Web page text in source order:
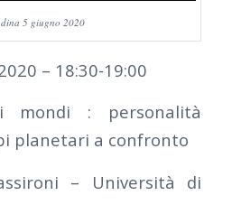
5 giugno 2020
– 18:30-19:00
mondi : personalità
planetari a confronto
– Università di